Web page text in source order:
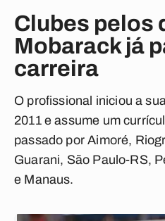
Clubes pelos
Mobarack já
carreira
O profissional iniciou a
2011 e assume um
passado por Aimoré,
Guarani, São Paulo-RS,
e Manaus.